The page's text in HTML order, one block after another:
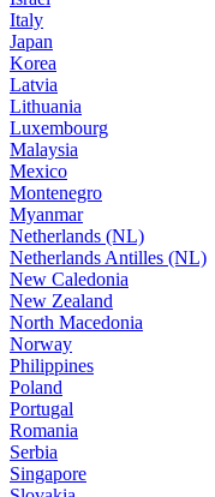
Italy
Japan
Korea
Latvia
Lithuania
Luxembourg
Malaysia
Mexico
Montenegro
Myanmar
Netherlands (NL)
Netherlands Antilles (NL)
New Caledonia
New Zealand
North Macedonia
Norway
Philippines
Poland
Portugal
Romania
Serbia
Singapore